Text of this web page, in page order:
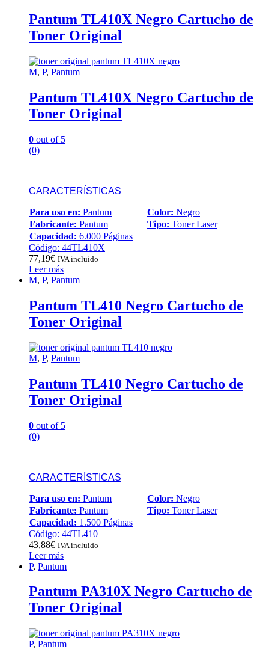
Pantum TL410X Negro Cartucho de
Toner Original
M, P, Pantum
Pantum TL410X Negro Cartucho de
Toner Original
0 out of 5
(0)
CARACTERÍSTICAS
Para uso en: Pantum Color: Negro
Fabricante: Pantum Tipo: Toner Laser
Capacidad: 6.000 Páginas
Código: 44TL410X
77,19€ IVA incluido
Leer más
M, P, Pantum
Pantum TL410 Negro Cartucho de
Toner Original
M, P, Pantum
Pantum TL410 Negro Cartucho de
Toner Original
0 out of 5
(0)
CARACTERÍSTICAS
Para uso en: Pantum Color: Negro
Fabricante: Pantum Tipo: Toner Laser
Capacidad: 1.500 Páginas
Código: 44TL410
43,88€ IVA incluido
Leer más
P, Pantum
Pantum PA310X Negro Cartucho de
Toner Original
P, Pantum